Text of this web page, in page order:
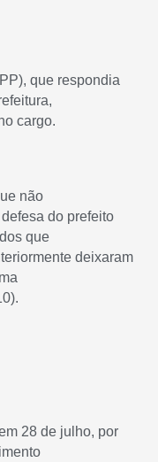
que respondia
cargo.
não
do prefeito
que
deixaram
28 de julho, por